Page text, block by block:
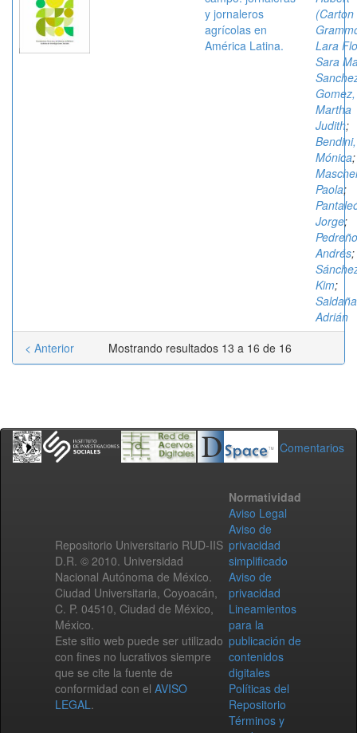
y jornaleros
agrícolas en
América Latina.
(Carton
Lara
Sara
Gomez,
Martha
Judith;
Bendini,
Mónica;
Paola;
Jorge;
Andrés;
Kim;
Adrián
Mostrando resultados 13 a 16 de 16
< Anterior
Comentarios
Repositorio Universitario RUD-IIS
D.R. © 2010. Universidad
Nacional Autónoma de México.
Ciudad Universitaria, Coyoacán,
C. P. 04510, Ciudad de México,
México.
Este sitio web puede ser utilizado
con fines no lucrativos siempre
que se cite la fuente de
conformidad con el AVISO
LEGAL.
Normatividad
Aviso Legal
Aviso de
privacidad
simplificado
Aviso de
privacidad
Lineamientos
para la
publicación de
contenidos
digitales
Políticas del
Repositorio
Términos y